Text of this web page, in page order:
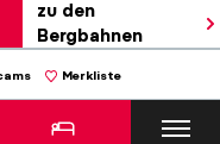
zu den
Bergbahnen
Merkliste